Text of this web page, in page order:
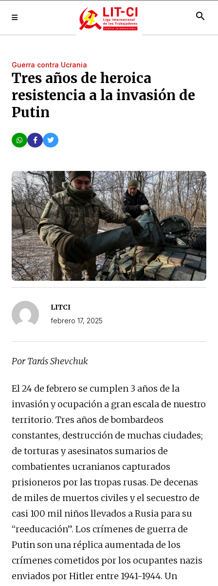
search
Guerra contra Ucrania
Tres años de heroica
resistencia a la invasión de
Putin
LITCI
febrero 17, 2025
Por Tarás Shevchuk
El 24 de febrero se cumplen 3 años de la
invasión y ocupación a gran escala de nuestro
territorio. Tres años de bombardeos
constantes, destrucción de muchas ciudades;
de torturas y asesinatos sumarios de
combatientes ucranianos capturados
prisioneros por las tropas rusas. De decenas
de miles de muertos civiles y el secuestro de
casi 100 mil niños llevados a Rusia para su
“reeducación”. Los crímenes de guerra de
Putin son una réplica aumentada de los
crímenes cometidos por los ocupantes nazis
enviados por Hitler entre 1941-1944. Un